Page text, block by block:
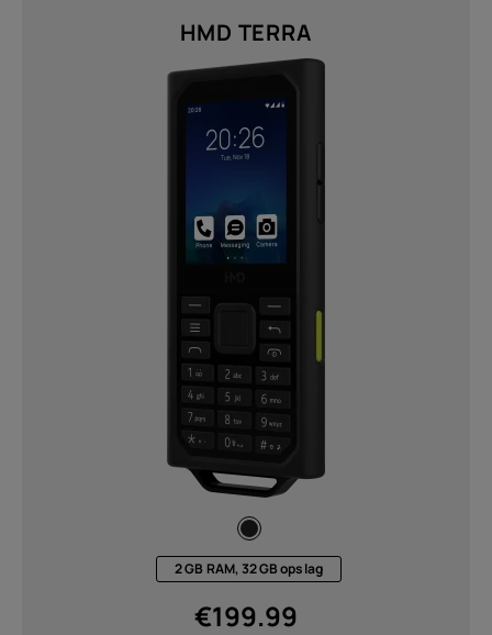
Twisted Black (1)
FHD+ 1080 x 2400 (1)
HD+ (720 x 1612) (1)
HMD TERRA
2 GB RAM, 32 GB opslag
€199.99